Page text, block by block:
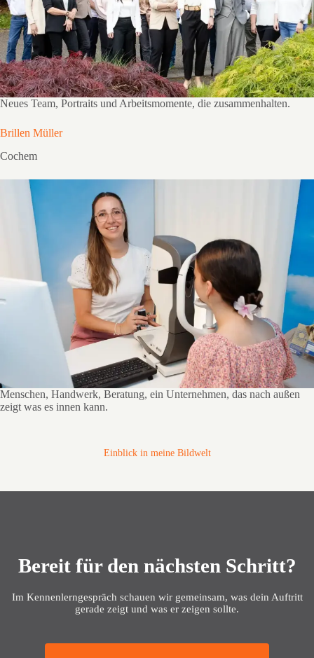
Neues Team, Portraits und Arbeitsmomente, die zusammenhalten.
Brillen Müller
Cochem
Menschen, Handwerk, Beratung, ein Unternehmen, das nach außen
zeigt was es innen kann.
Einblick in meine Bildwelt
Bereit für den nächsten Schritt?
Im Kennenlerngespräch schauen wir gemeinsam, was dein Auftritt
gerade zeigt und was er zeigen sollte.